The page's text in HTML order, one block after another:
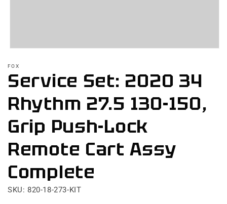
multimedia
1
en
ventana
modal
FOX
Service Set: 2020 34
Rhythm 27.5 130-150,
Grip Push-Lock
Remote Cart Assy
Complete
SKU: 820-18-273-KIT